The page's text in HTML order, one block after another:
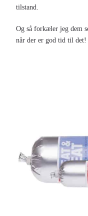
tilstand.
Og så forkæler jeg dem
når der er god tid til det!